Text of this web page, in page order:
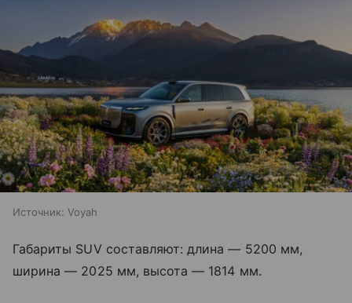
Источник: Voyah
Габариты SUV составляют: длина — 5200 мм,
ширина — 2025 мм, высота — 1814 мм.